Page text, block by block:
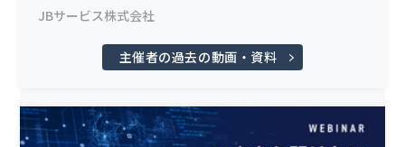
JBサービス株式会社
主催者の過去の動画・資料